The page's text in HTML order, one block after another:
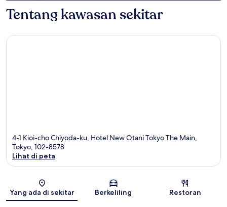
Tentang kawasan sekitar
4-1 Kioi-cho Chiyoda-ku, Hotel New Otani Tokyo The Main,
Tokyo, 102-8578
Lihat di peta
Yang ada di sekitar Berkeliling Restoran